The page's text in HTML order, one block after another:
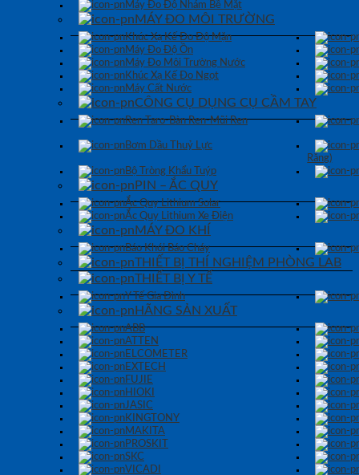
Máy Đo Độ Nhám Bề Mặt
MÁY ĐO MÔI TRƯỜNG
Khúc Xạ Kế Đo Độ Mặn
Máy Đo Độ Ồn
Máy Đo Môi Trường Nước
Khúc Xạ Kế Đo Ngọt
Máy Cất Nước
CÔNG CỤ DỤNG CỤ CẦM TAY
Ren Taro-Bàn Ren-Mũi Ren
Bơm Dầu Thuỷ Lực
Răng)
Bộ Tròng Khẩu Tuýp
PIN – ẮC QUY
Ắc Quy Lithium Solar
Ắc Quy Lithium Xe Điện
MÁY ĐO KHÍ
Báo Khói Báo Cháy
THIẾT BỊ THÍ NGHIỆM PHÒNG LAB
THIẾT BỊ Y TẾ
Y Tế Gia Đình
HÃNG SẢN XUẤT
ABB
ATTEN
ELCOMETER
EXTECH
FUJIE
HIOKI
JASIC
KINGTONY
MAKITA
PROSKIT
SKC
VICADI